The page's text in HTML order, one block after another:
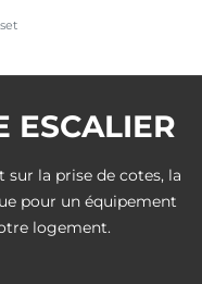
ESCALIER
la prise de cotes, la
pour un équipement
logement.